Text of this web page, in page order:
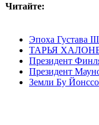
Читайте:
Эпоха Густава
ТАРЬЯ
Президент
Президент
Земли Бу